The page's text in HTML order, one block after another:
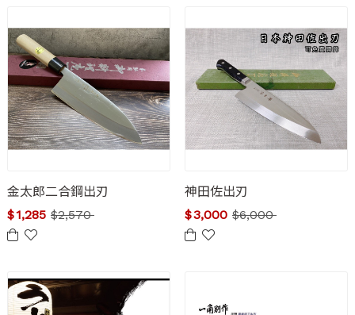
金太郎二合鋼出刃
$2,570
$1,285
神田佐出刃
$6,000
$3,000